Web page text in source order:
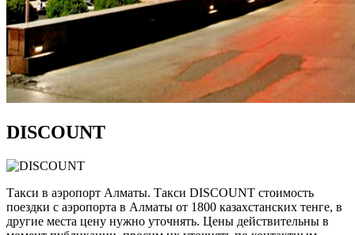
DISCOUNT
Такси в аэропорт Алматы. Такси DISCOUNT стоимость
поездки с аэропорта в Алматы от 1800 казахстанских тенге, в
другие места цену нужно уточнять. Цены действительны в